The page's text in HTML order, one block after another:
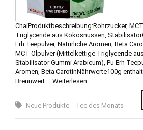
ChaiProduktbeschreibung:Rohrzucker,
Triglyceride aus Kokosnüssen,
Erh Teepulver, Natürliche Aromen, Beta
MCT-Ölpulver (Mittelkettige Triglyceride
Stabilisator Gummi Arabicum), Pu Erh
Aromen, Beta CarotinNährwerte100g
Brennwert … Weiterlesen
Neue Produkte Tee des Monats